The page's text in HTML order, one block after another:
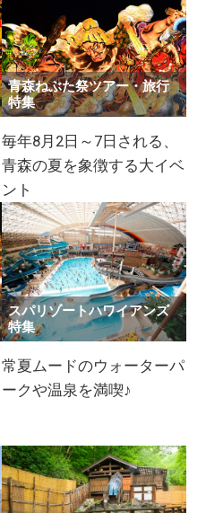
青森ねぶた祭ツアー・旅行
特集
毎年8月2日～7日される、
青森の夏を象徴する大イベ
ント
スパリゾートハワイアンズ
特集
常夏ムードのウォーターパ
ークや温泉を満喫♪